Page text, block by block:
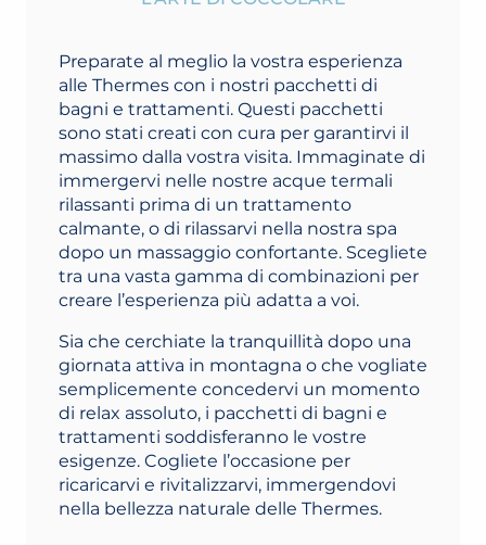
Preparate al meglio la vostra esperienza
alle Thermes con i nostri pacchetti di
bagni e trattamenti. Questi pacchetti
sono stati creati con cura per garantirvi il
massimo dalla vostra visita. Immaginate di
immergervi nelle nostre acque termali
rilassanti prima di un trattamento
calmante, o di rilassarvi nella nostra spa
dopo un massaggio confortante. Scegliete
tra una vasta gamma di combinazioni per
creare l’esperienza più adatta a voi.
Sia che cerchiate la tranquillità dopo una
giornata attiva in montagna o che vogliate
semplicemente concedervi un momento
di relax assoluto, i pacchetti di bagni e
trattamenti soddisferanno le vostre
esigenze. Cogliete l’occasione per
ricaricarvi e rivitalizzarvi, immergendovi
nella bellezza naturale delle Thermes.